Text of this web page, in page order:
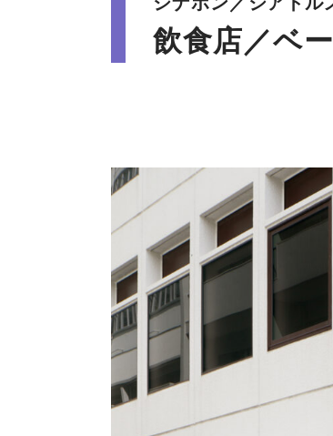
飲食店／ベ